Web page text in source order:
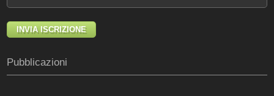
Pubblicazioni